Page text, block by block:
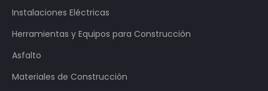
Instalaciones Eléctricas
Herramientas y Equipos para Construcción
Asfalto
Materiales de Construcción